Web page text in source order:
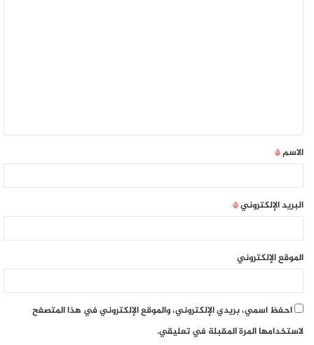
الاسم*
البريد الإلكتروني*
الموقع الإلكتروني
احفظ اسمي، بريدي الإلكتروني، والموقع الإلكتروني في هذا المتصفح
لاستخدامها المرة المقبلة في تعليقي.